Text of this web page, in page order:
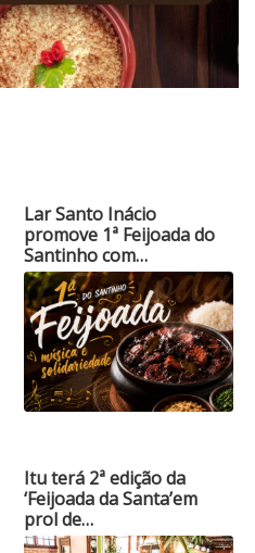
Lar Santo Inácio
promove 1ª Feijoada do
Santinho com…
Itu terá 2ª edição da
‘Feijoada da Santa’em
prol de…